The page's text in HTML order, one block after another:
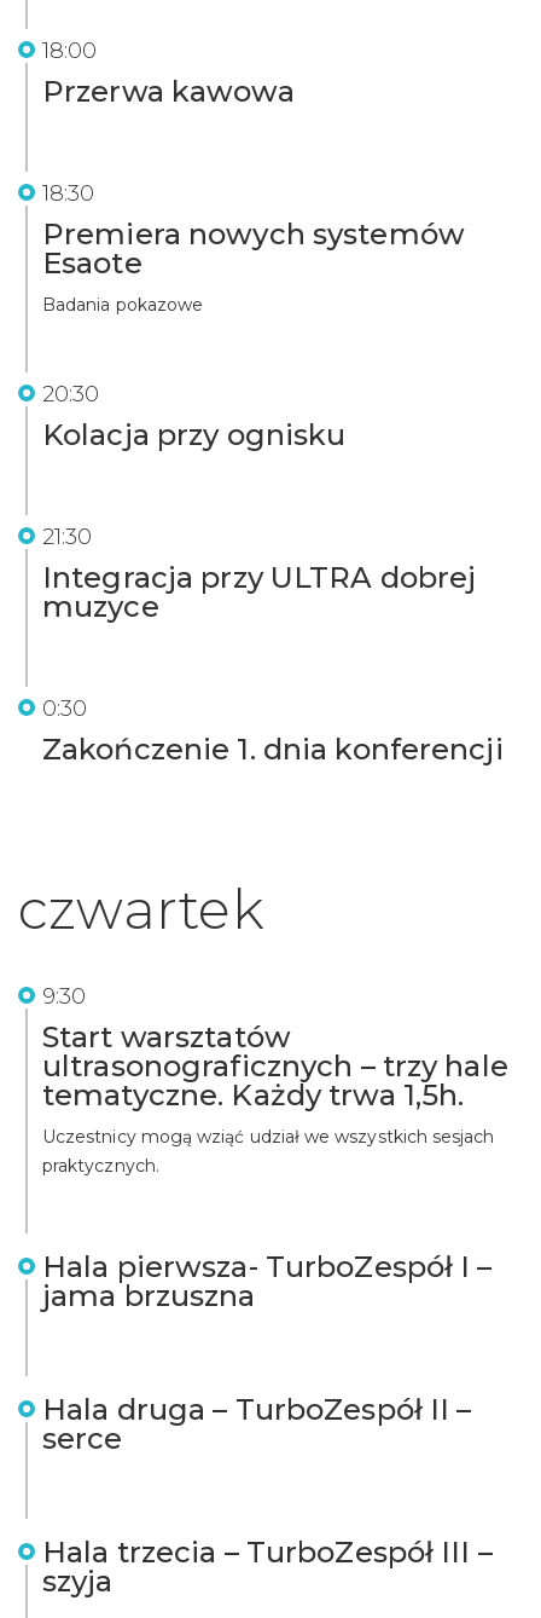
18:00
Przerwa kawowa
18:30
Premiera nowych systemów
Esaote
Badania pokazowe
20:30
Kolacja przy ognisku
21:30
Integracja przy ULTRA dobrej
muzyce
0:30
Zakończenie 1. dnia konferencji
czwartek
9:30
Start warsztatów
ultrasonograficznych – trzy hale
tematyczne. Każdy trwa 1,5h.
Uczestnicy mogą wziąć udział we wszystkich sesjach
praktycznych.
Hala pierwsza- TurboZespół I –
jama brzuszna
Hala druga – TurboZespół II –
serce
Hala trzecia – TurboZespół III –
szyja